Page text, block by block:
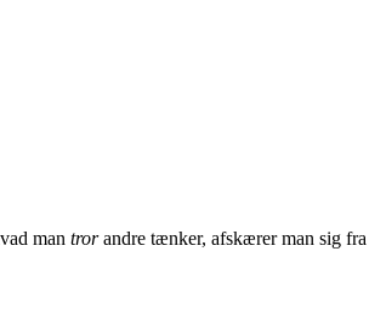
man trorandre tænker, afskærer man sig fra